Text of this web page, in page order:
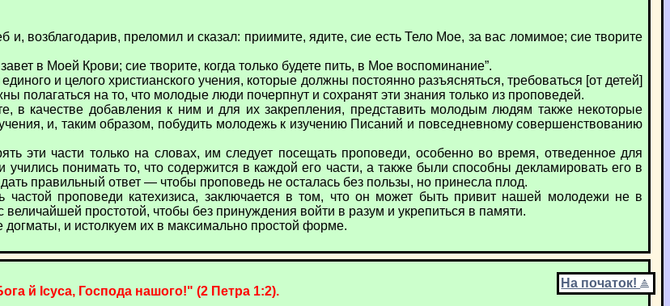
и, возблагодарив, преломил и сказал: приимите, ядите, сие есть Тело Мое, за вас ломимое; сие творите
в Моей Крови; сие творите, когда только будете пить, в Мое воспоминание”.
и целого христианского учения, которые должны постоянно разъясняться, требоваться [от детей]
полагаться на то, что молодые люди почерпнут и сохранят эти знания только из проповедей.
в качестве добавления к ним и для их закрепления, представить молодым людям также некоторые
и, таким образом, побудить молодежь к изучению Писаний и повседневному совершенствованию
эти части только на словах, им следует посещать проповеди, особенно во время, отведенное для
понимать то, что содержится в каждой его части, а также были способны декламировать его в
правильный ответ — чтобы проповедь не осталась без пользы, но принесла плод.
проповеди катехизиса, заключается в том, что он может быть привит нашей молодежи не в
простотой, чтобы без принуждения войти в разум и укрепиться в памяти.
и истолкуем их в максимально простой форме.
На початок!
й Ісуса, Господа нашого!" (2 Петра 1:2).